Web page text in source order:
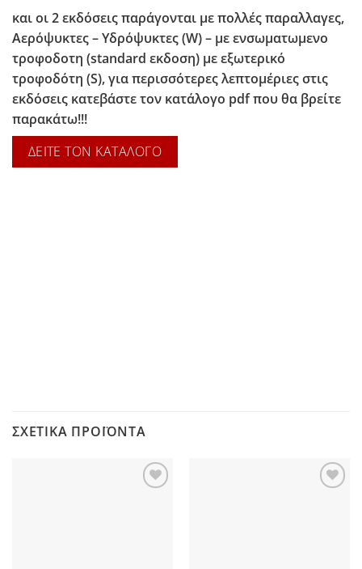
και οι 2 εκδόσεις παράγονται με πολλές παραλλαγες,
Αερόψυκτες – Υδρόψυκτες (W) – με ενσωματωμενο
τροφοδοτη (standard εκδοση) με εξωτερικό
τροφοδότη (S), για περισσότερες λεπτομέριες στις
εκδόσεις κατεβάστε τον κατάλογο pdf που θα βρείτε
παρακάτω!!!
ΔΕΙΤΕ ΤΟΝ ΚΑΤΑΛΟΓΟ
ΣΧΕΤΙΚΆ ΠΡΟΪΌΝΤΑ